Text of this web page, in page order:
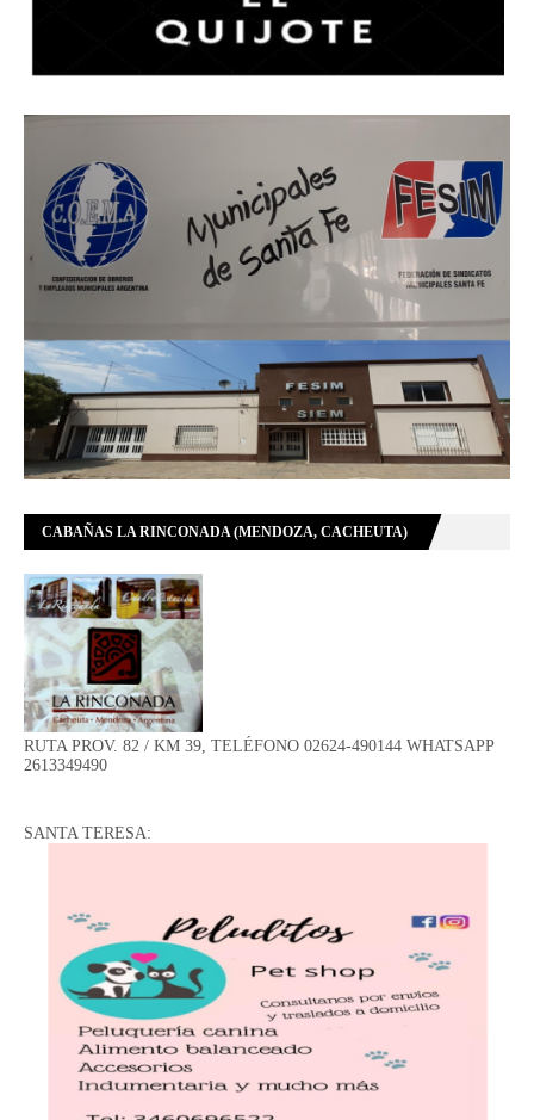
CABAÑAS LA RINCONADA (MENDOZA, CACHEUTA)
RUTA PROV. 82 / KM 39, TELÉFONO 02624-490144 WHATSAPP
2613349490
SANTA TERESA: